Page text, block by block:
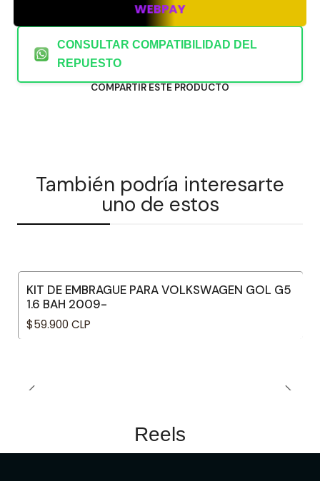
WEBPAY
CONSULTAR COMPATIBILIDAD DEL
REPUESTO
COMPARTIR ESTE PRODUCTO
También podría interesarte
uno de estos
KIT DE EMBRAGUE PARA VOLKSWAGEN GOL G5
1.6 BAH 2009-
$59.900 CLP
Reels